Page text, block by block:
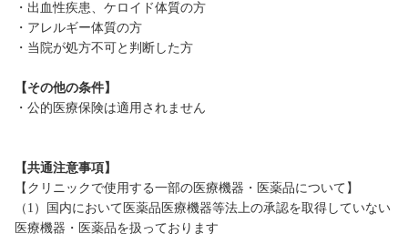
・出血性疾患、ケロイド体質の方
・アレルギー体質の方
・当院が処方不可と判断した方
【その他の条件】
・公的医療保険は適用されません
【共通注意事項】
【クリニックで使用する一部の医療機器・医薬品について】
（1）国内において医薬品医療機器等法上の承認を取得していない
医療機器・医薬品を扱っております